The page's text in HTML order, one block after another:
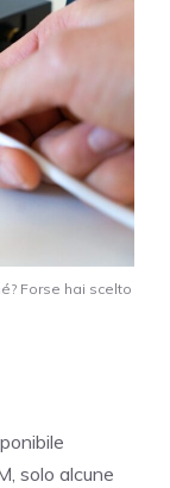
Forse hai scelto
solo alcune